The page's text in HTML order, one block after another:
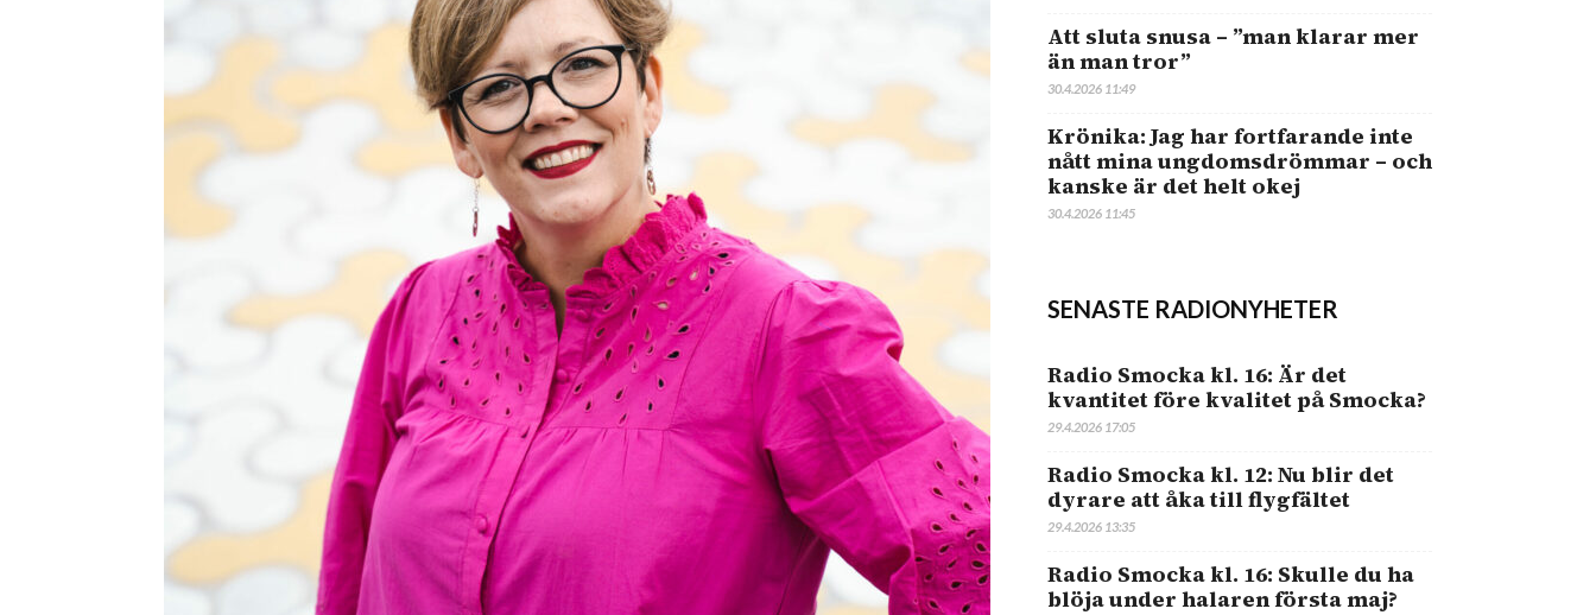
Att sluta snusa – ”man klarar mer
än man tror”
30.4.2026 11:49
Krönika: Jag har fortfarande inte
nått mina ungdomsdrömmar – och
kanske är det helt okej
30.4.2026 11:45
SENASTE RADIONYHETER
Radio Smocka kl. 16: Är det
kvantitet före kvalitet på Smocka?
29.4.2026 17:05
Radio Smocka kl. 12: Nu blir det
dyrare att åka till flygfältet
29.4.2026 13:35
Radio Smocka kl. 16: Skulle du ha
blöja under halaren första maj?